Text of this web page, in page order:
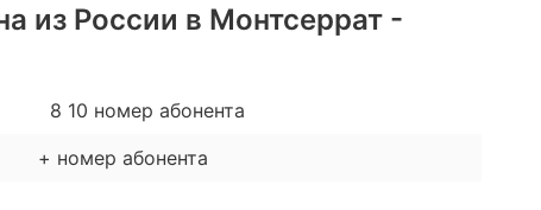
из России в Монтсеррат -
8 10 номер абонента
+ номер абонента